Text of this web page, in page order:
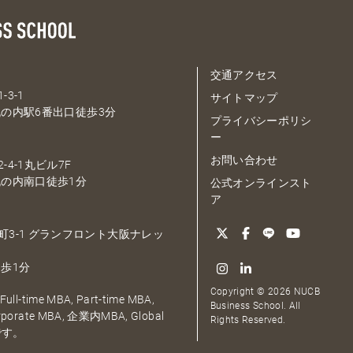
3-1
内駅6番出口徒歩3分
4-1丸ビル7F
内南口徒歩1分
3-1 グランフロント大阪ナレッ
1分
time MBA, Part-time MBA,
MBA, 企業内MBA, Global
。
交通アクセス
サイトマップ
プライバシーポリシ
ー
お問い合わせ
公式オンラインスト
ア
Copyright © 2026 NUCB
Business School. All
Rights Reserved.